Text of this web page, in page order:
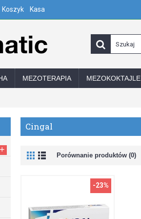
Koszyk Kasa
MEZOTERAPIA MEZOKOKTAJLE
+
Cingal
Porównanie produktów (0)
-23%